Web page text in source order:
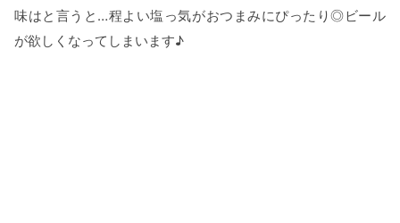
味はと言うと…程よい塩っ気がおつまみにぴったり◎ビール
が欲しくなってしまいます♪